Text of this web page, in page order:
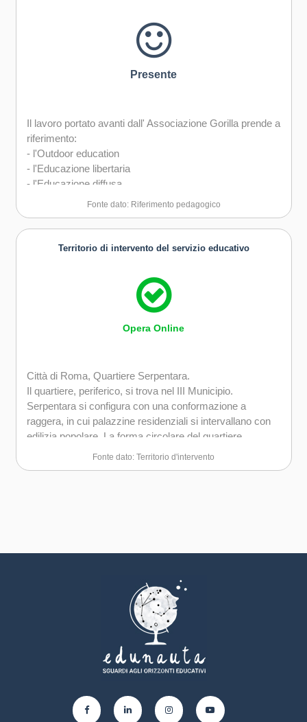
Presente
Il lavoro portato avanti dall' Associazione Gorilla prende a
riferimento:
- l'Outdoor education
- l'Educazione libertaria
- l'Educazione diffusa
- la Comunicazione non violenta
Fonte dato: Riferimento pedagogico
Territorio di intervento del servizio educativo
Opera Online
Città di Roma, Quartiere Serpentara.
Il quartiere, periferico, si trova nel III Municipio.
Serpentara si configura con una conformazione a
raggera, in cui palazzine residenziali si intervallano con
edilizia popolare. La forma circolare del quartiere
permette di attraversarlo o interamente via strada o
Fonte dato: Territorio d'intervento